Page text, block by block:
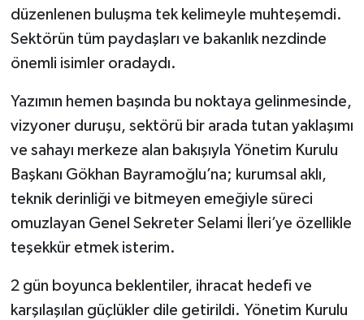
düzenlenen buluşma tek kelimeyle muhteşemdi.
Sektörün tüm paydaşları ve bakanlık nezdinde
önemli isimler oradaydı.
Yazımın hemen başında bu noktaya gelinmesinde,
vizyoner duruşu, sektörü bir arada tutan yaklaşımı
ve sahayı merkeze alan bakışıyla Yönetim Kurulu
Başkanı Gökhan Bayramoğlu’na; kurumsal aklı,
teknik derinliği ve bitmeyen emeğiyle süreci
omuzlayan Genel Sekreter Selami İleri’ye özellikle
teşekkür etmek isterim.
2 gün boyunca beklentiler, ihracat hedefi ve
karşılaşılan güçlükler dile getirildi. Yönetim Kurulu